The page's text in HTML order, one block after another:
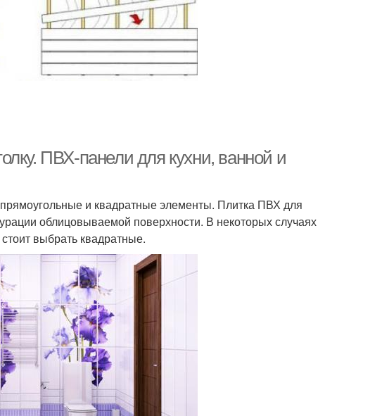
ПВХ-панели для кухни, ванной и
и квадратные элементы. Плитка ПВХ для
облицовываемой поверхности. В некоторых случаях
выбрать квадратные.